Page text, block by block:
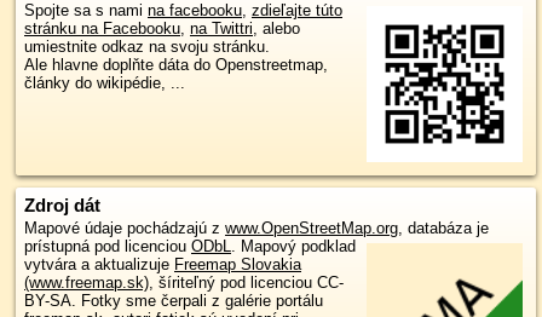
Spojte sa s nami na facebooku, zdieľajte túto
stránku na Facebooku, na Twittri, alebo
umiestnite odkaz na svoju stránku.
Ale hlavne doplňte dáta do Openstreetmap,
články do wikipédie, ...
Zdroj dát
Mapové údaje pochádzajú z www.OpenStreetMap.org, databáza je
prístupná pod licenciou ODbL. Mapový podklad
vytvára a aktualizuje Freemap Slovakia
(www.freemap.sk), šíriteľný pod licenciou CC-
BY-SA. Fotky sme čerpali z galérie portálu